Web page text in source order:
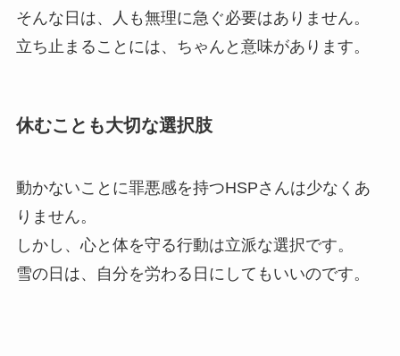
そんな日は、人も無理に急ぐ必要はありません。
立ち止まることには、ちゃんと意味があります。
休むことも大切な選択肢
動かないことに罪悪感を持つHSPさんは少なくあ
りません。
しかし、心と体を守る行動は立派な選択です。
雪の日は、自分を労わる日にしてもいいのです。